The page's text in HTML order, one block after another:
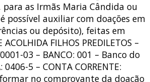
para as Irmãs Maria Cândida ou
possível auxiliar com doações em
ou depósito), feitas em
FILHOS PREDILETOS –
03 – BANCO: 001 – Banco do
0406-5 – CONTA CORRENTE:
no comprovante da doação